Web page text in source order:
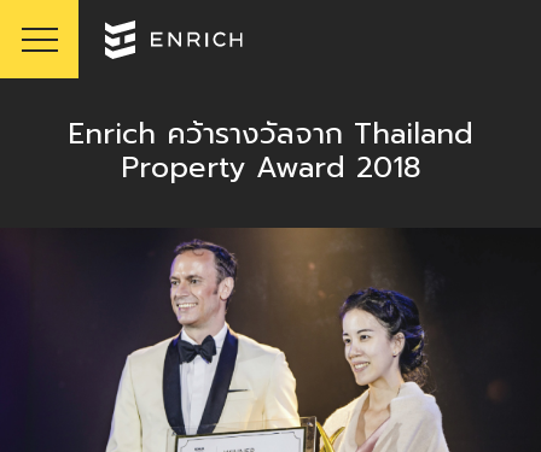
Enrich คว้ารางวัลจาก Thailand
Property Award 2018